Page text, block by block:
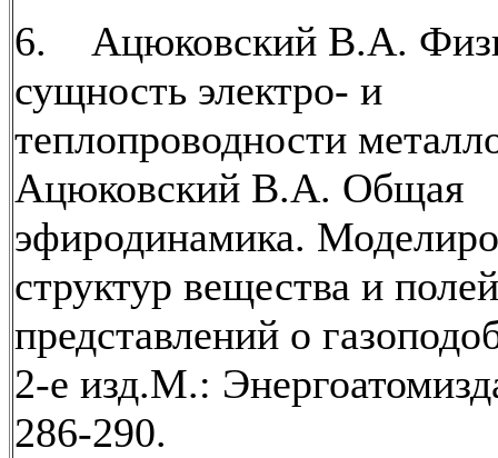
6. Ацюковский В.А.
сущность электро- и
теплопроводности
Ацюковский В.А. Общая
эфиродинамика.
структур вещества и
представлений о
2-е изд.М.:
286-290.